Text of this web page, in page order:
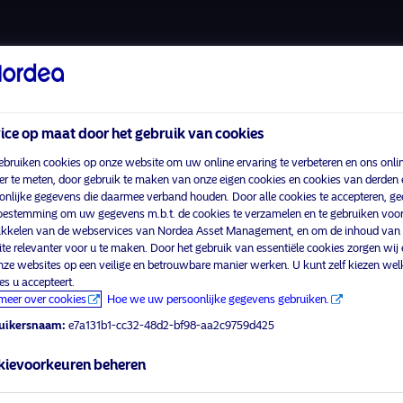
visit
Fondsen
Juridische mededelingen
Contacteer ons
Algemene voorwaarden
Privacybeleid
Cookiebeleid
Sitemap
op maat door het gebruik van cookies
cookies op onze website om uw online ervaring te verbeteren en ons
te meten, door gebruik te maken van onze eigen cookies en cookies van derden
gegevens die daarmee verband houden. Door alle cookies te accepteren,
om uw gegevens m.b.t. de cookies te verzamelen en te gebruiken
van de webservices van Nordea Asset Management, en om de inhoud van
relevanter voor u te maken. Door het gebruik van essentiële cookies zorgen wij
websites op een veilige en betrouwbare manier werken. U kunt zelf kiezen
u accepteert.
over cookies
Hoe we uw persoonlijke gegevens gebruiken.
e7a131b1-cc32-48d2-bf98-aa2c9759d425
beheren